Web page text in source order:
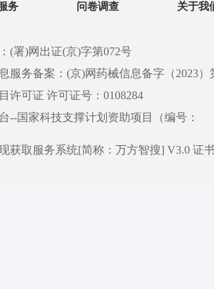
务 问卷调查 关于我
(署)网出证(京)字第072号
服务备案：(京)网药械信息备字（2023）
许可证 许可证号：0108284
--国家科技支撑计划资助项目（编号：
获取服务系统[简称：万方智搜] V3.0 证